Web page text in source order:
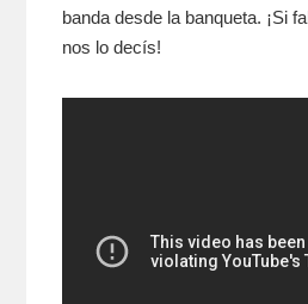
banda desde la banqueta. ¡Si
nos lo decís!